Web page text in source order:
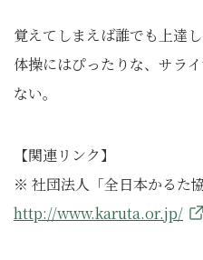
覚えてしまえば誰でも上達
体操にはぴったりな、サラ
ない。
【関連リンク】
※ 社団法人「全日本かるた協
http://www.karuta.or.jp/